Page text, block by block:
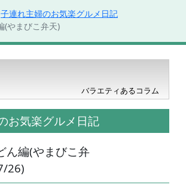
子連れ主婦のお気楽グルメ日記
(やまびこ弁天)
バラエティあるコラム
お気楽グルメ日記
ん編(やまびこ弁
26)